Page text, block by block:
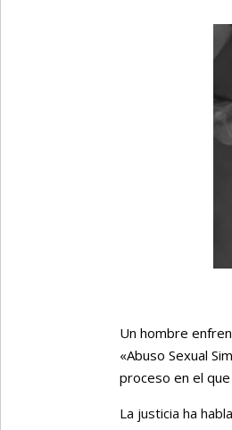
Un hombre
«Abuso Sexual
proceso en el
La justicia ha